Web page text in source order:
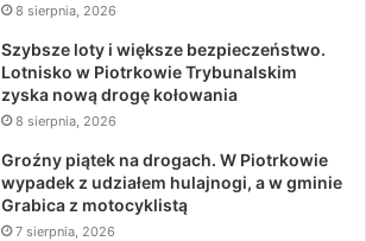
8 sierpnia, 2026
Szybsze loty i większe bezpieczeństwo.
Lotnisko w Piotrkowie Trybunalskim
zyska nową drogę kołowania
8 sierpnia, 2026
Groźny piątek na drogach. W Piotrkowie
wypadek z udziałem hulajnogi, a w gminie
Grabica z motocyklistą
7 sierpnia, 2026